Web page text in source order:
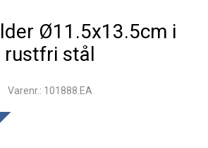
Ø11.5x13.5cm i
rustfri stål
Varenr.: 101888.EA